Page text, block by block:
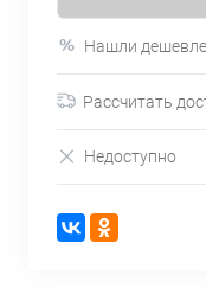
Нашли дешевле
Рассчитать
Недоступно